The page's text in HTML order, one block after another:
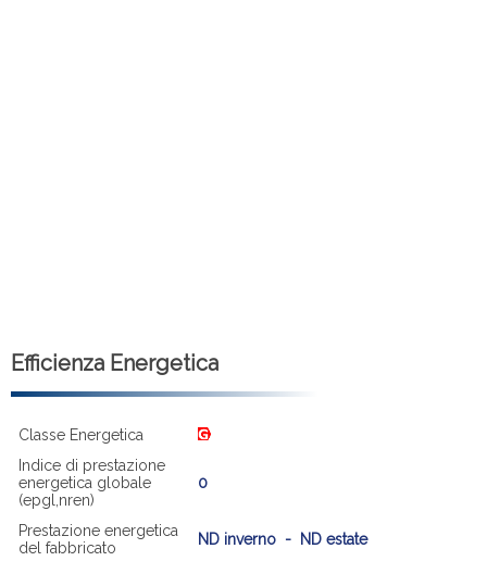
Efficienza Energetica
Classe Energetica
Indice di prestazione
energetica globale
(epgl,nren)
0
Prestazione energetica
del fabbricato
ND inverno - ND estate